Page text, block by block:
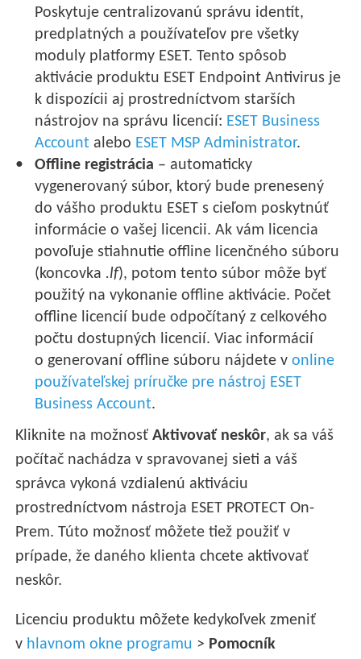
Poskytuje centralizovanú správu identít,
predplatných a používateľov pre všetky
moduly platformy ESET. Tento spôsob
aktivácie produktu ESET Endpoint Antivirus je
k dispozícii aj prostredníctvom starších
nástrojov na správu licencií: ESET Business
Account alebo ESET MSP Administrator.
Offline registrácia – automaticky
vygenerovaný súbor, ktorý bude prenesený
do vášho produktu ESET s cieľom poskytnúť
informácie o vašej licencii. Ak vám licencia
povoľuje stiahnutie offline licenčného súboru
(koncovka .lf), potom tento súbor môže byť
použitý na vykonanie offline aktivácie. Počet
offline licencií bude odpočítaný z celkového
počtu dostupných licencií. Viac informácií
o generovaní offline súboru nájdete vonline
používateľskej príručke pre nástroj ESET
Business Account.
Kliknite na možnosťAktivovať neskôr, ak sa váš
počítač nachádza v spravovanej sieti a váš
správca vykoná vzdialenú aktiváciu
prostredníctvom nástroja ESET PROTECT On-
Prem. Túto možnosť môžete tiež použiť v
prípade, že daného klienta chcete aktivovať
neskôr.
Licenciu produktu môžete kedykoľvek zmeniť
v hlavnom okne programu > Pomocník